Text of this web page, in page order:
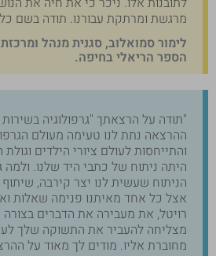
מרגשת ומרתקת עבורנו. תודה בשם
לימור סמואלוב, סגנית מנהל
הספר הריאלי בחיפה.
"תודה על הרצאתך "גרפולוגיה
ההרצאה נתת לנו טעימה מעולם
והתייחסות לעולם ציורי הילדים
היתה ניתוח של כתבי היד שלנו. ולמה
הניתוח שעשית לנו יצר קירבה, שיתוף
אצל כל אחד מאיתנו פנימה שאלות
רויטל, את מעבירה את הדברים
מצליחה להעביר את התשוקה שלך
מחוברת אליו. מודים לך מאוד על